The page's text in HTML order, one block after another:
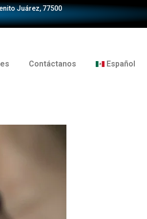
Juárez, 77500
Contáctanos Español